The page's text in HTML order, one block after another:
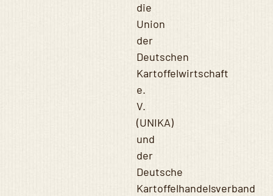
die
Union
der
Deutschen
Kartoffelwirtschaft
e.
V.
(UNIKA)
und
der
Deutsche
Kartoffelhandelsverband